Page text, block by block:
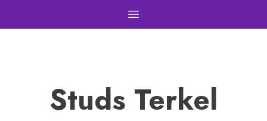
Open main menu
Studs Terkel